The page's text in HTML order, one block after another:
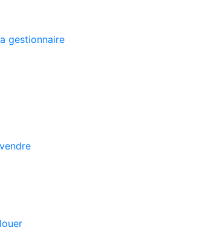
gestionnaire